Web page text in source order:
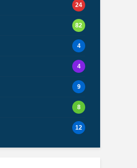
24
82
4
4
9
8
12